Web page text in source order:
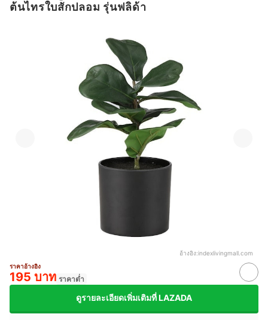
ต้นไทรใบสักปลอม รุ่นฟลิด้า
อ้างอิง:indexlivingmall.com
ราคาอ้างอิง
195 บาท ราคาต่ำ
ดูรายละเอียดเพิ่มเติมที่ LAZADA